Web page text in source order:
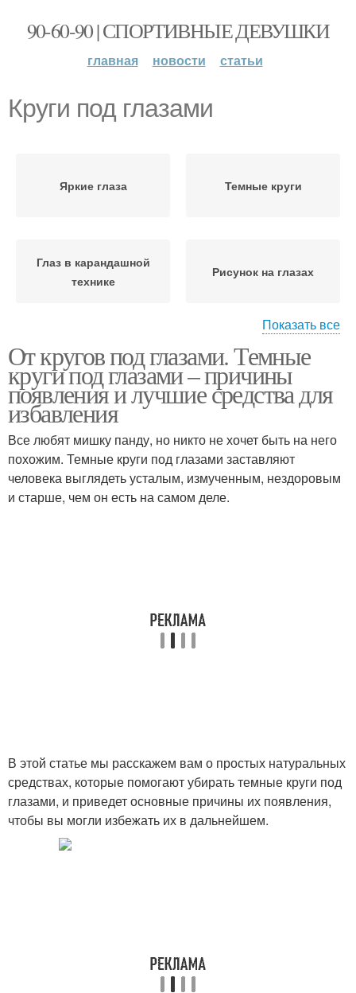
90-60-90 | СПОРТИВНЫЕ ДЕВУШКИ
главная новости статьи
Круги под глазами
Яркие глаза Темные круги
Глаз в карандашной
технике
Рисунок на глазах
Карандаши для глаз
Глаз с большим
размером
Фломастер для глаз
Картофель от темных
кругов
Маски от темных кругов
Мешок под глазом
Средство от темных
кругов
Показать все
От кругов под глазами. Темные
круги под глазами – причины
появления и лучшие средства для
избавления
Все любят мишку панду, но никто не хочет быть на него
похожим. Темные круги под глазами заставляют
человека выглядеть усталым, измученным, нездоровым
и старше, чем он есть на самом деле.
В этой статье мы расскажем вам о простых натуральных
средствах, которые помогают убирать темные круги под
глазами, и приведет основные причины их появления,
чтобы вы могли избежать их в дальнейшем.